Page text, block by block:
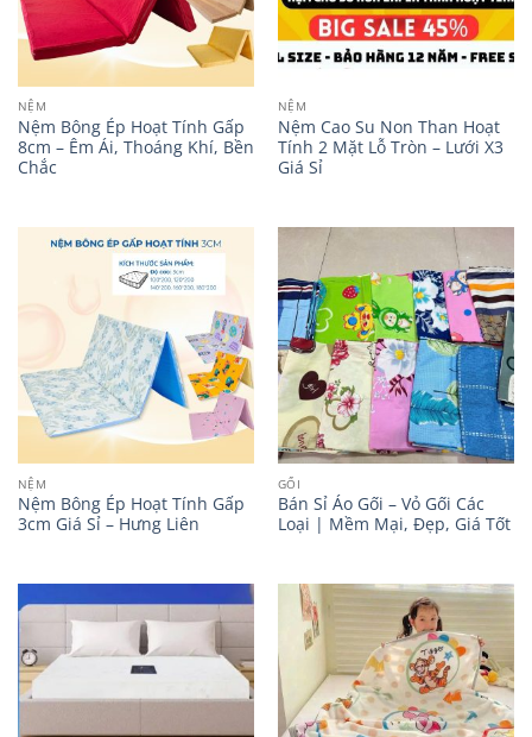
NỆM
Nệm Bông Ép Hoạt Tính Gấp
8cm – Êm Ái, Thoáng Khí, Bền
Chắc
NỆM
Nệm Cao Su Non Than Hoạt
Tính 2 Mặt Lỗ Tròn – Lưới X3
Giá Sỉ
NỆM
Nệm Bông Ép Hoạt Tính Gấp
3cm Giá Sỉ – Hưng Liên
GỐI
Bán Sỉ Áo Gối – Vỏ Gối Các
Loại | Mềm Mại, Đẹp, Giá Tốt